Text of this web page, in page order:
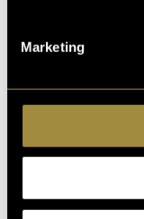
Marketing